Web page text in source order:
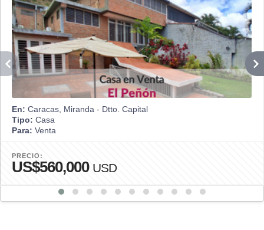
En: Caracas, Miranda - Dtto. Capital
Tipo: Casa
Para: Venta
PRECIO:
US$560,000 USD